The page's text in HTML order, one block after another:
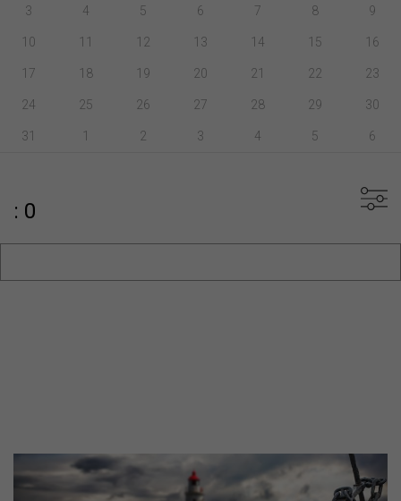
3 4 5 6 7 8 9
10 11 12 13 14 15 16
17 18 19 20 21 22 23
24 25 26 27 28 29 30
31 1 2 3 4 5 6
: 0